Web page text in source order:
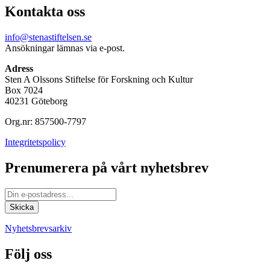
Kontakta oss
info@stenastiftelsen.se
Ansökningar lämnas via e-post.
Adress
Sten A Olssons Stiftelse för Forskning och Kultur
Box 7024
40231 Göteborg
Org.nr: 857500-7797
Integritetspolicy
Prenumerera på vårt nyhetsbrev
Nyhetsbrevsarkiv
Följ oss